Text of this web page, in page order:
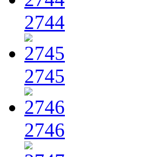
2744
2745
2746